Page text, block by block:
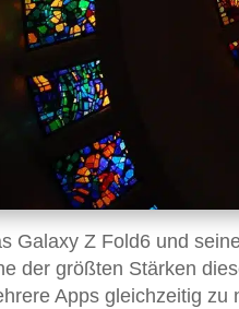
Galaxy Z Fold6 und
der größten Stärken
Apps gleichzeitig